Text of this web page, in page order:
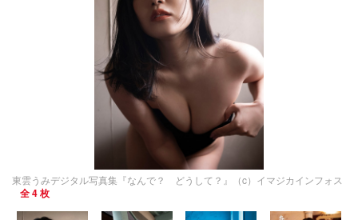
東雲うみデジタル写真集『なんで？ どうして？』（c）イマジカインフォス
全 4 枚